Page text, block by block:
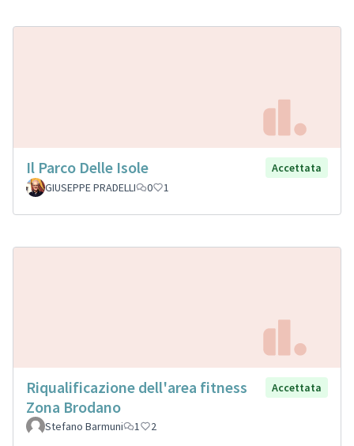
Il Parco Delle Isole
Accettata
GIUSEPPE PRADELLI
0 1
Riqualificazione dell'area fitness
Zona Brodano
Accettata
Stefano Barmuni 1 2